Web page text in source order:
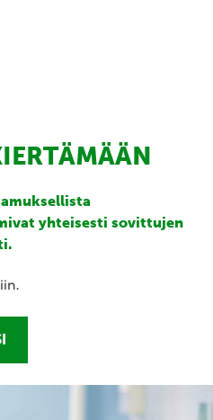
yhteisesti sovittujen